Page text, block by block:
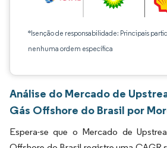
*Isenção de responsabilidade: Principais
nenhuma ordem específica
Análise do Mercado de
Gás Offshore do Brasil por
Espera-se que o Mercado de